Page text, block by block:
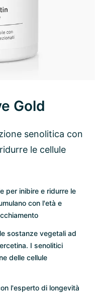
Gold
senolitica con
le cellule
per inibire e ridurre le
con l'età e
sostanze vegetali ad
I senolitici
delle cellule
l'esperto di longevità